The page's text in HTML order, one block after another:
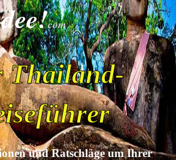
com
Thailand-
und Ratschläge um Ihrer